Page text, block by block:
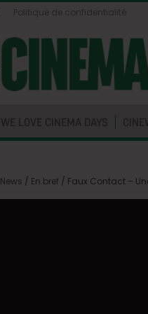
Politique de confidentialité
WE LOVE CINEMA DAYS
News / En bref / Faux Contact –